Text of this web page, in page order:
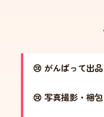
がんばって出
写真撮影・梱